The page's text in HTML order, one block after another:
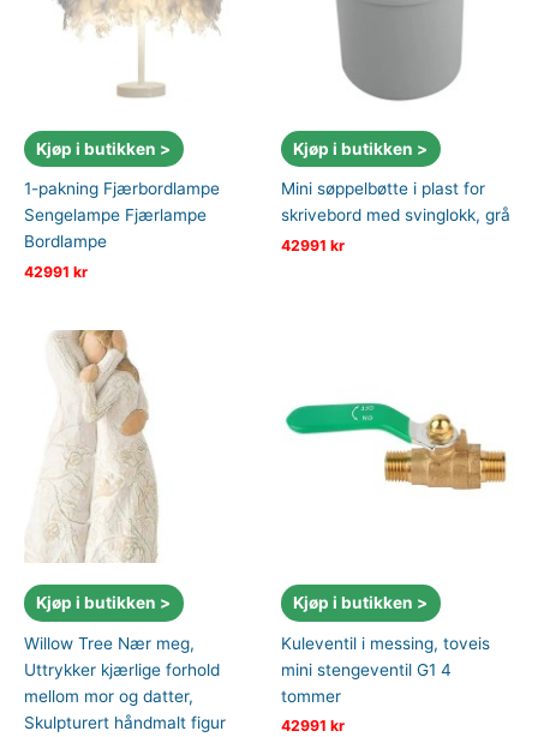
Kjøp i butikken >
1-pakning Fjærbordlampe
Sengelampe Fjærlampe
Bordlampe
42991 kr
Kjøp i butikken >
Mini søppelbøtte i plast for
skrivebord med svinglokk, grå
42991 kr
Kjøp i butikken >
Willow Tree Nær meg,
Uttrykker kjærlige forhold
mellom mor og datter,
Skulpturert håndmalt figur
Kjøp i butikken >
Kuleventil i messing, toveis
mini stengeventil G1 4
tommer
42991 kr